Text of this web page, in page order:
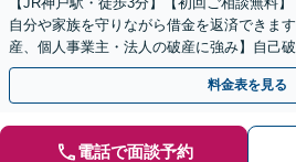
自分や家族を守りながら借金を返済できま
産、個人事業主・法人の破産に強み】自己
還など対応可能です。悩まず、安心して相
料金表を見る
電話で面談予約